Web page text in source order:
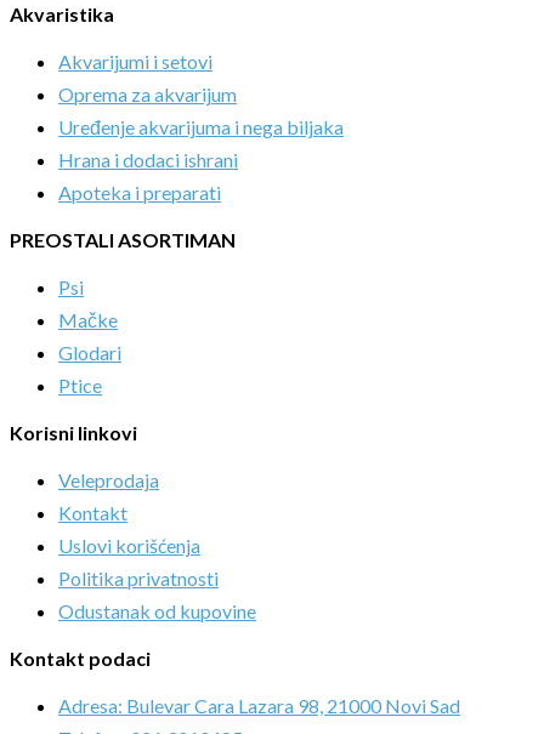
Akvaristika
Akvarijumi i setovi
Oprema za akvarijum
Uređenje akvarijuma i nega biljaka
Hrana i dodaci ishrani
Apoteka i preparati
PREOSTALI ASORTIMAN
Psi
Mačke
Glodari
Ptice
Korisni linkovi
Veleprodaja
Kontakt
Uslovi korišćenja
Politika privatnosti
Odustanak od kupovine
Kontakt podaci
Adresa: Bulevar Cara Lazara 98, 21000 Novi Sad